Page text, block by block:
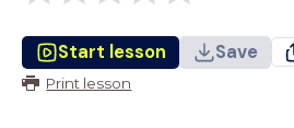
Start lesson Save
Print lesson